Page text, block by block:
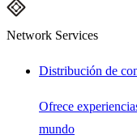
Network Services
Distribución de
Ofrece
mundo